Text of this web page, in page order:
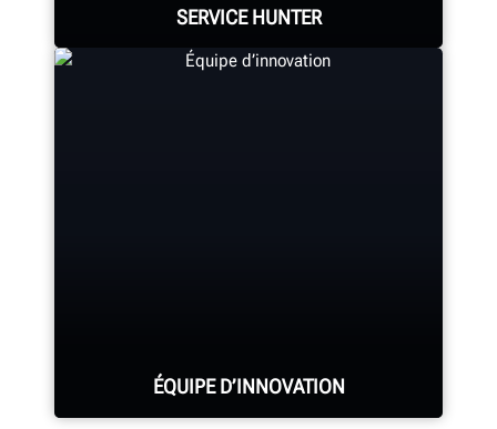
DÉCOUVREZ LES ÉQUILIBREURS HUNTER
SERVICE HUNTER
ÉQUIPE D’INNOVATION